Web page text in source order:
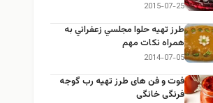
2015-07-25
طرز تهيه حلوا مجلسي زعفراني به
همراه نكات مهم
2014-07-05
فوت و فن های طرز تهیه رب گوجه
فرنگی خانگی